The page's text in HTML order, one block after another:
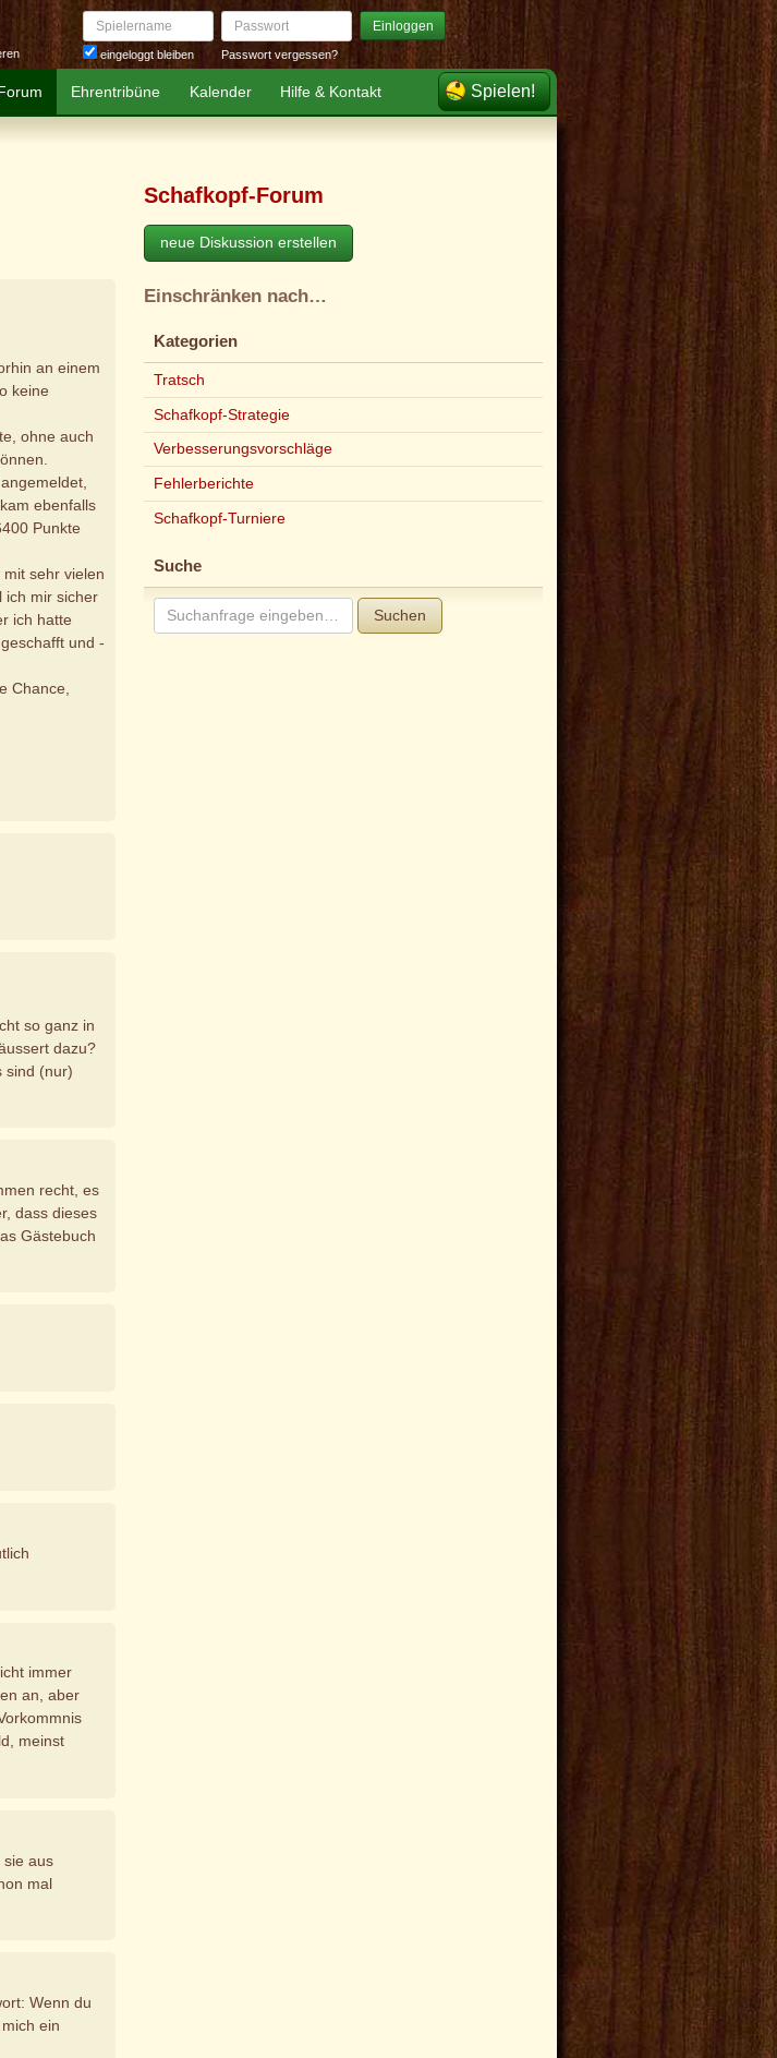
Spielername
eingeloggt bleiben
Passwort Einloggen
Passwort vergessen?
Ehrentribüne Kalender Hilfe & Kontakt Spielen!
an einem
keine
ohne auch
ebenfalls
Punkte
sehr vielen
ich mir sicher
ich hatte
und -
Chance,
so ganz in
dazu?
sind (nur)
recht, es
dass dieses
Gästebuch
immer
an, aber
meinst
sie aus
mal
Wenn du
ein
Schafkopf-Forum
neue Diskussion erstellen
Einschränken nach…
Kategorien
Tratsch
Schafkopf-Strategie
Verbesserungsvorschläge
Fehlerberichte
Schafkopf-Turniere
Suche
Suchen